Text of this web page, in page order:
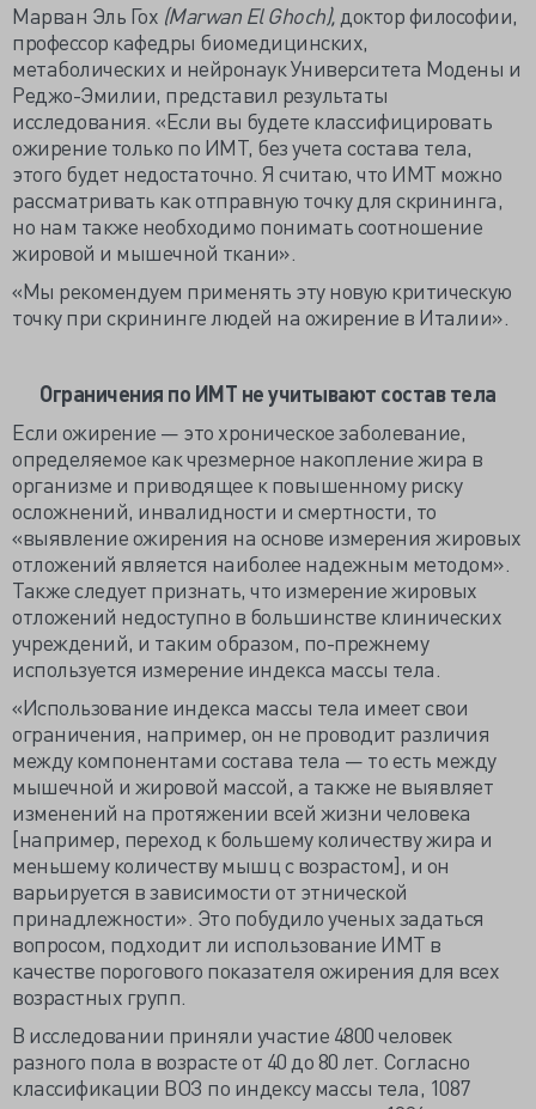
Марван Эль Гох (Marwan El Ghoch), доктор философии,
профессор кафедры биомедицинских,
метаболических и нейронаук Университета Модены и
Реджо-Эмилии, представил результаты
исследования. «Если вы будете классифицировать
ожирение только по ИМТ, без учета состава тела,
этого будет недостаточно. Я считаю, что ИМТ можно
рассматривать как отправную точку для скрининга,
но нам также необходимо понимать соотношение
жировой и мышечной ткани».
«Мы рекомендуем применять эту новую критическую
точку при скрининге людей на ожирение в Италии».
Ограничения по ИМТ не учитывают состав тела
Если ожирение — это хроническое заболевание,
определяемое как чрезмерное накопление жира в
организме и приводящее к повышенному риску
осложнений, инвалидности и смертности, то
«выявление ожирения на основе измерения жировых
отложений является наиболее надежным методом».
Также следует признать, что измерение жировых
отложений недоступно в большинстве клинических
учреждений, и таким образом, по-прежнему
используется измерение индекса массы тела.
«Использование индекса массы тела имеет свои
ограничения, например, он не проводит различия
между компонентами состава тела — то есть между
мышечной и жировой массой, а также не выявляет
изменений на протяжении всей жизни человека
[например, переход к большему количеству жира и
меньшему количеству мышц с возрастом], и он
варьируется в зависимости от этнической
принадлежности». Это побудило ученых задаться
вопросом, подходит ли использование ИМТ в
качестве порогового показателя ожирения для всех
возрастных групп.
В исследовании приняли участие 4800 человек
разного пола в возрасте от 40 до 80 лет. Согласно
классификации ВОЗ по индексу массы тела, 1087